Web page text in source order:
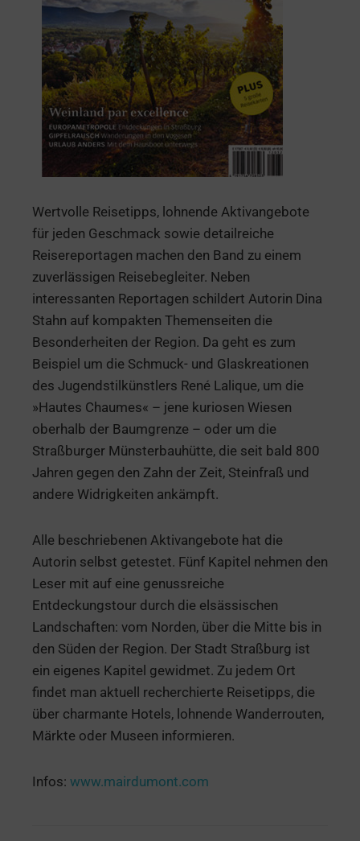
Wertvolle Reisetipps, lohnende Aktivangebote
für jeden Geschmack sowie detailreiche
Reisereportagen machen den Band zu einem
zuverlässigen Reisebegleiter. Neben
interessanten Reportagen schildert Autorin Dina
Stahn auf kompakten Themenseiten die
Besonderheiten der Region. Da geht es zum
Beispiel um die Schmuck- und Glaskreationen
des Jugendstilkünstlers René Lalique, um die
»Hautes Chaumes« – jene kuriosen Wiesen
oberhalb der Baumgrenze – oder um die
Straßburger Münsterbauhütte, die seit bald 800
Jahren gegen den Zahn der Zeit, Steinfraß und
andere Widrigkeiten ankämpft.
Alle beschriebenen Aktivangebote hat die
Autorin selbst getestet. Fünf Kapitel nehmen den
Leser mit auf eine genussreiche
Entdeckungstour durch die elsässischen
Landschaften: vom Norden, über die Mitte bis in
den Süden der Region. Der Stadt Straßburg ist
ein eigenes Kapitel gewidmet. Zu jedem Ort
findet man aktuell recherchierte Reisetipps, die
über charmante Hotels, lohnende Wanderrouten,
Märkte oder Museen informieren.
Infos: www.mairdumont.com